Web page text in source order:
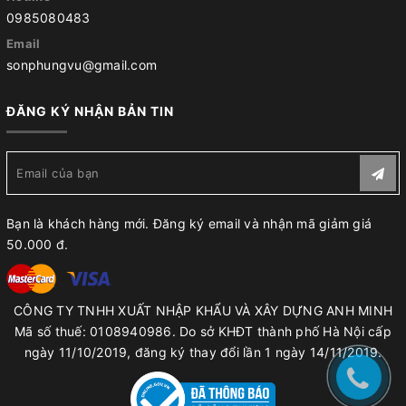
0985080483
Email
sonphungvu@gmail.com
ĐĂNG KÝ NHẬN BẢN TIN
Bạn là khách hàng mới. Đăng ký email và nhận mã giảm giá
50.000 đ.
CÔNG TY TNHH XUẤT NHẬP KHẨU VÀ XÂY DỰNG ANH MINH
Mã số thuế: 0108940986. Do sở KHĐT thành phố Hà Nội cấp
ngày 11/10/2019, đăng ký thay đổi lần 1 ngày 14/11/2019.